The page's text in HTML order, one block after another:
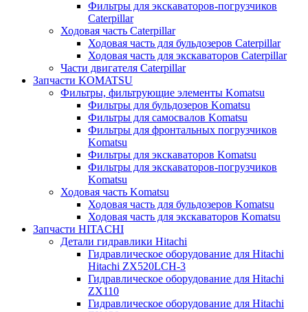
Фильтры для экскаваторов-погрузчиков
Caterpillar
Ходовая часть Caterpillar
Ходовая часть для бульдозеров Caterpillar
Ходовая часть для экскаваторов Caterpillar
Части двигателя Caterpillar
Запчасти KOMATSU
Фильтры, фильтрующие элементы Komatsu
Фильтры для бульдозеров Komatsu
Фильтры для самосвалов Komatsu
Фильтры для фронтальных погрузчиков
Komatsu
Фильтры для экскаваторов Komatsu
Фильтры для экскаваторов-погрузчиков
Komatsu
Ходовая часть Komatsu
Ходовая часть для бульдозеров Komatsu
Ходовая часть для экскаваторов Komatsu
Запчасти HITACHI
Детали гидравлики Hitachi
Гидравлическое оборудование для Hitachi
Hitachi ZX520LCH-3
Гидравлическое оборудование для Hitachi
ZX110
Гидравлическое оборудование для Hitachi